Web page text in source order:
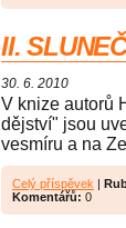
II.
30. 6. 2010
V knize autorů
dějství" jsou
vesmíru a na
Celý příspěvek |
Komentářů: 0